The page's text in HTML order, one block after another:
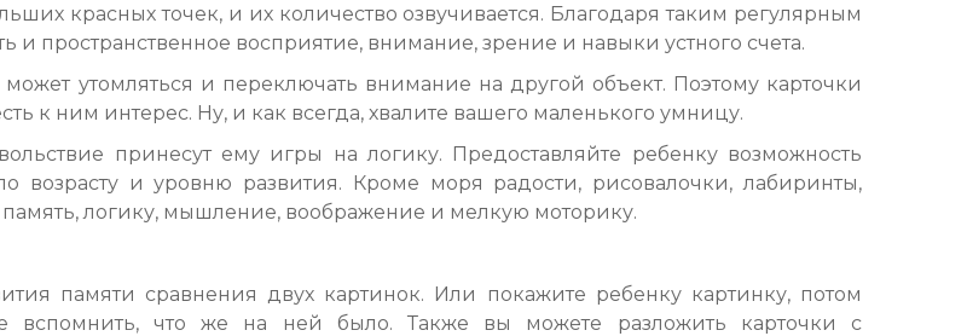
красных точек, и их количество озвучивается. Благодаря таким регулярным
и пространственное восприятие, внимание, зрение и навыки устного счета.
утомляться и переключать внимание на другой объект. Поэтому карточки
к ним интерес. Ну, и как всегда, хвалите вашего маленького умницу.
принесут ему игры на логику. Предоставляйте ребенку возможность
возрасту и уровню развития. Кроме моря радости, рисовалочки, лабиринты,
логику, мышление, воображение и мелкую моторику.
памяти сравнения двух картинок. Или покажите ребенку картинку, потом
вспомнить, что же на ней было. Также вы можете разложить карточки с